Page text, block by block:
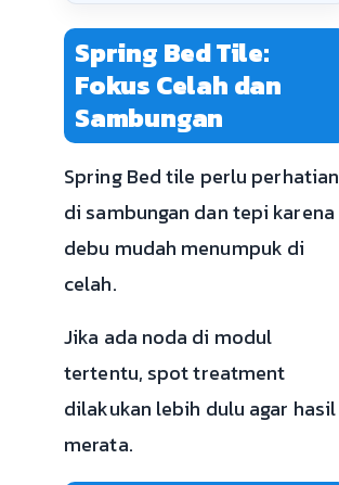
Spring Bed Tile:
Fokus Celah dan
Sambungan
Spring Bed tile perlu perhatian
di sambungan dan tepi karena
debu mudah menumpuk di
celah.
Jika ada noda di modul
tertentu, spot treatment
dilakukan lebih dulu agar hasil
merata.